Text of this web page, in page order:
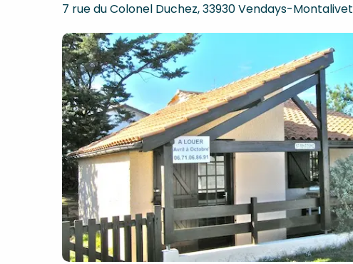
7 rue du Colonel Duchez, 33930 Vendays-Montalivet